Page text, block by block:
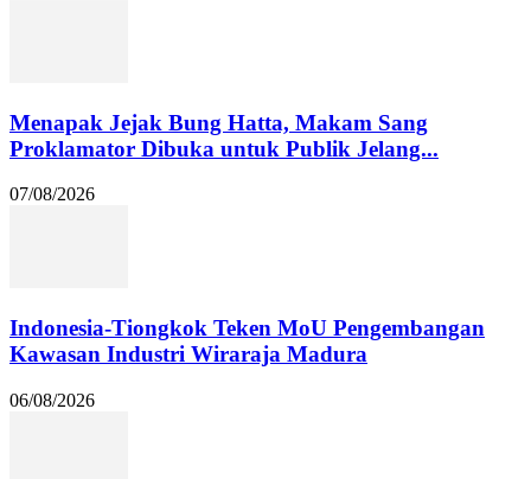
Menapak Jejak Bung Hatta, Makam Sang
Proklamator Dibuka untuk Publik Jelang...
07/08/2026
Indonesia-Tiongkok Teken MoU Pengembangan
Kawasan Industri Wiraraja Madura
06/08/2026